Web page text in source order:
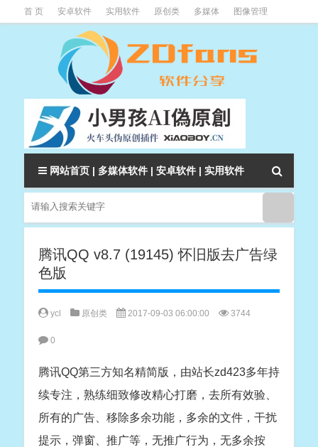
首 页 安卓软件 实用软件 原创类 多媒体 图像管理
下载类
网站首页 | 多媒体软件 | 安卓软件 | 实用软件
腾讯QQ v8.7 (19145) 怀旧版去广告绿
色版
ycl 原创类 2017-09-03 06:00:00 3744
0
腾讯QQ第三方知名精简版，由站长zd423多年持
续专注，熟练细致修改精心打磨，去所有效验、
所有的广告、移除多余功能，多余的文件，干扰
提示，弹窗、推广等，无推广行为，无多余按